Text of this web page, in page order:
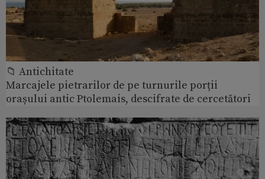
📁 Antichitate
Marcajele pietrarilor de pe turnurile porții
orașului antic Ptolemais, descifrate de cercetători